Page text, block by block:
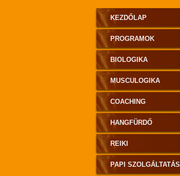
KEZDŐLAP
PROGRAMOK
BIOLOGIKA
MUSCULOGIKA
COACHING
HANGFÜRDŐ
REIKI
PAPI